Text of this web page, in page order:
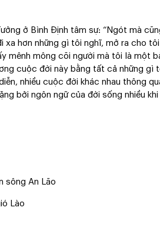
ở Bình Định tâm sự: “Ngót mà
xa hơn những gì tôi nghĩ, mở ra cho
mênh mông cõi người mà tôi là một
cuộc đời này bằng tất cả những gì
nhiều cuộc đời khác nhau thông
bởi ngôn ngữ của đời sống nhiều
sông An Lão
Lào